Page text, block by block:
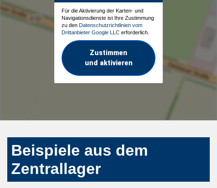
Für die Aktivierung der Karten- und
Navigationsdienste ist Ihre Zustimmung
zu den Datenschutzrichtlinien vom
Drittanbieter Google LLC erforderlich.
Zustimmen
und aktivieren
Beispiele aus dem
Zentrallager